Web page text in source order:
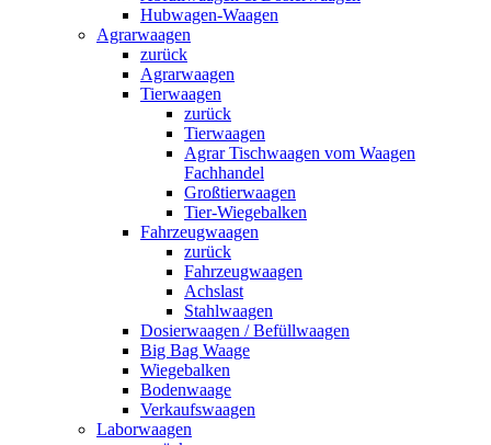
Hubwagen-Waagen
Agrarwaagen
zurück
Agrarwaagen
Tierwaagen
zurück
Tierwaagen
Agrar Tischwaagen vom Waagen
Fachhandel
Großtierwaagen
Tier-Wiegebalken
Fahrzeugwaagen
zurück
Fahrzeugwaagen
Achslast
Stahlwaagen
Dosierwaagen / Befüllwaagen
Big Bag Waage
Wiegebalken
Bodenwaage
Verkaufswaagen
Laborwaagen